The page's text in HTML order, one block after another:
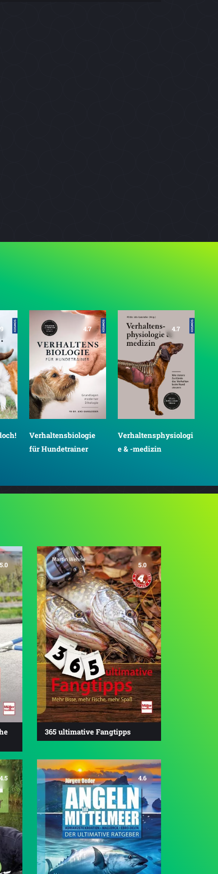
4.7
Verhaltensbiologie
für Hundetrainer
4.7
Verhaltensphysiologi
e & -medizin
5.0 5.0
365 ultimative Fangtipps
4.5 4.6